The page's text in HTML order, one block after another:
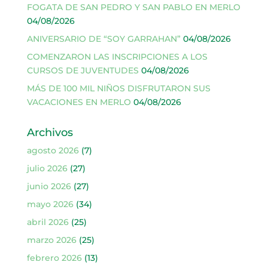
FOGATA DE SAN PEDRO Y SAN PABLO EN MERLO
04/08/2026
ANIVERSARIO DE “SOY GARRAHAN” 04/08/2026
COMENZARON LAS INSCRIPCIONES A LOS
CURSOS DE JUVENTUDES 04/08/2026
MÁS DE 100 MIL NIÑOS DISFRUTARON SUS
VACACIONES EN MERLO 04/08/2026
Archivos
agosto 2026(7)
julio 2026(27)
junio 2026(27)
mayo 2026(34)
abril 2026(25)
marzo 2026(25)
febrero 2026(13)